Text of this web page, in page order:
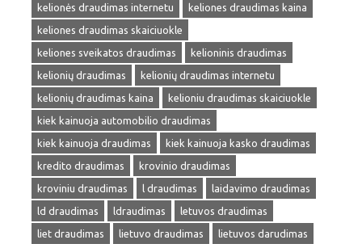
kelionės draudimas internetu
keliones draudimas kaina
keliones draudimas skaiciuokle
keliones sveikatos draudimas
kelioninis draudimas
kelionių draudimas
kelionių draudimas internetu
kelionių draudimas kaina
kelioniu draudimas skaiciuokle
kiek kainuoja automobilio draudimas
kiek kainuoja draudimas
kiek kainuoja kasko draudimas
kredito draudimas
krovinio draudimas
kroviniu draudimas
l draudimas
laidavimo draudimas
ld draudimas
ldraudimas
letuvos draudimas
liet draudimas
lietuvo draudimas
lietuvos darudimas